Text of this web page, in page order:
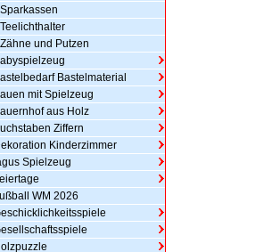
Sparkassen
Teelichthalter
Zähne und Putzen
Bastelmaterial
mit Spielzeug
aus Holz
Ziffern
Kinderzimmer
Spielzeug
WM 2026